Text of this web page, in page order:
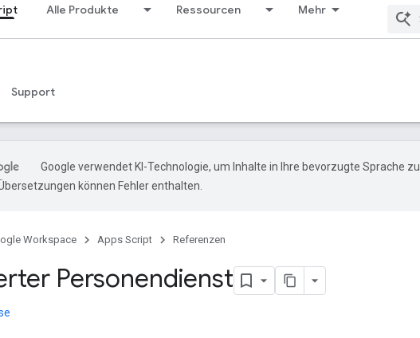
Alle Produkte Ressourcen Mehr
Support
Google verwendet KI-Technologie, um Inhalte in Ihre bevorzugte Sprache zu
können Fehler enthalten.
Workspace Apps Script Referenzen
Personendienst